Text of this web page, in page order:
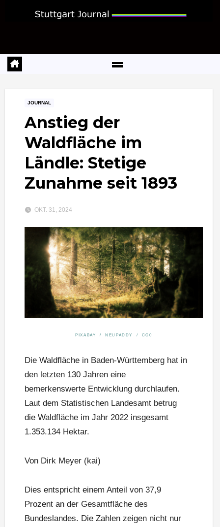
JOURNAL
Anstieg der
Waldfläche im
Ländle: Stetige
Zunahme seit 1893
OKT. 31, 2024
PIXABAY / NEUPADDY / CC0
Die Waldfläche in Baden-Württemberg hat in
den letzten 130 Jahren eine
bemerkenswerte Entwicklung durchlaufen.
Laut dem Statistischen Landesamt betrug
die Waldfläche im Jahr 2022 insgesamt
1.353.134 Hektar.
Von Dirk Meyer (kai)
Dies entspricht einem Anteil von 37,9
Prozent an der Gesamtfläche des
Bundeslandes. Die Zahlen zeigen nicht nur